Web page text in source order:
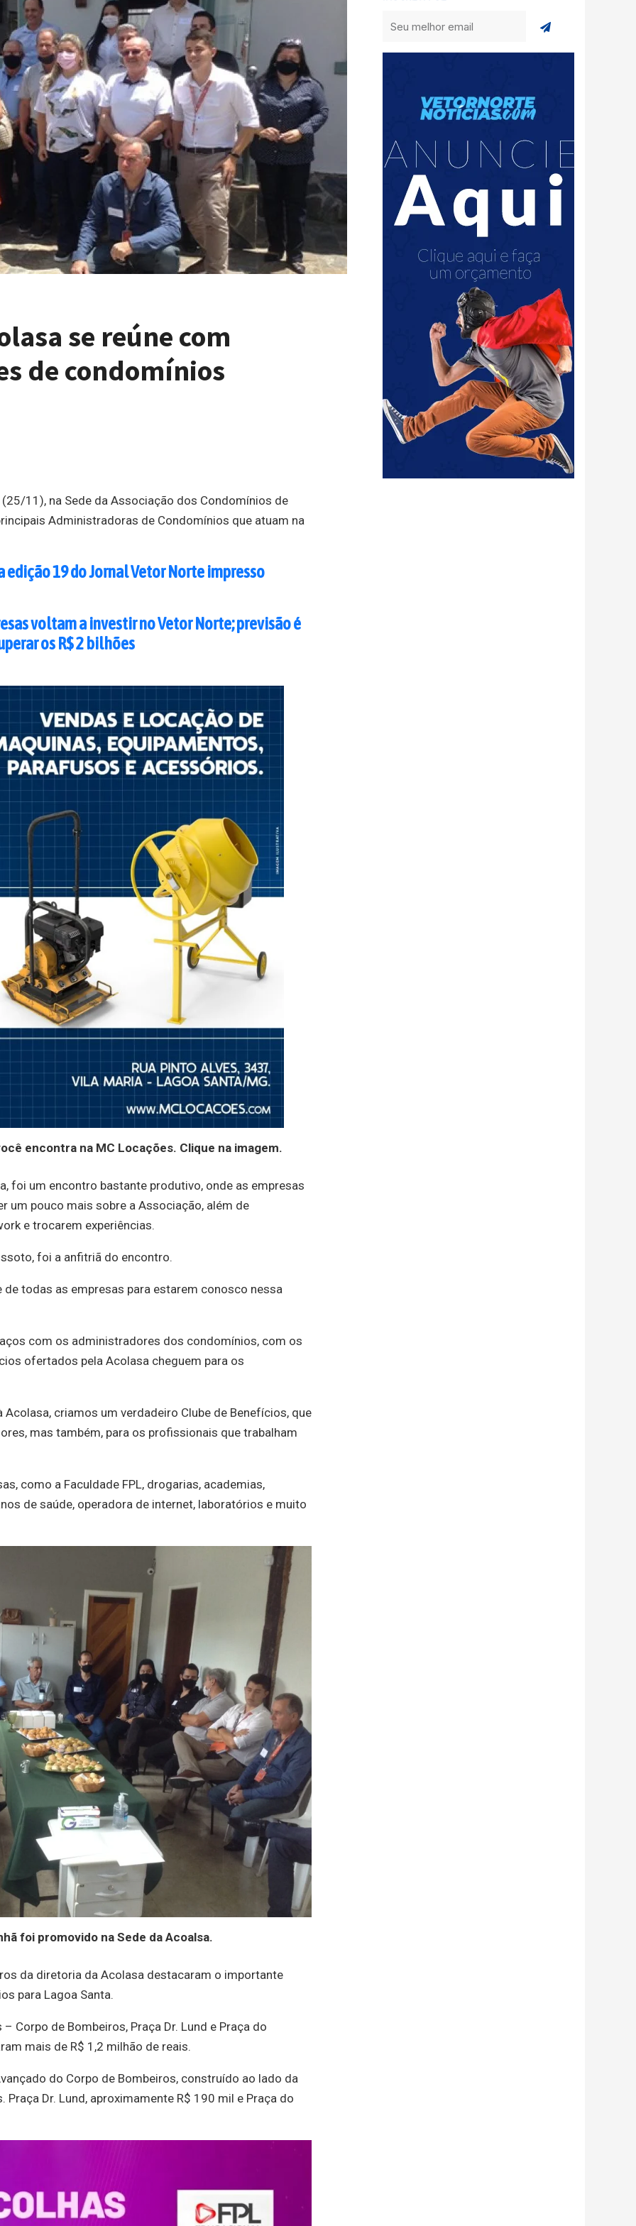
se reúne com
de condomínios
11), na Sede da Associação dos Condomínios de
Administradoras de Condomínios que atuam na
edição 19 do Jornal Vetor Norte impresso
voltam a investir no Vetor Norte; previsão é
os R$ 2 bilhões
encontra na MC Locações. Clique na imagem.
foi um encontro bastante produtivo, onde as empresas
um pouco mais sobre a Associação, além de
e trocarem experiências.
foi a anfitriã do encontro.
de todas as empresas para estarem conosco nessa
com os administradores dos condomínios, com os
ofertados pela Acolasa cheguem para os
criamos um verdadeiro Clube de Benefícios, que
mas também, para os profissionais que trabalham
como a Faculdade FPL, drogarias, academias,
de saúde, operadora de internet, laboratórios e muito
foi promovido na Sede da Acoalsa.
da diretoria da Acolasa destacaram o importante
para Lagoa Santa.
Corpo de Bombeiros, Praça Dr. Lund e Praça do
mais de R$ 1,2 milhão de reais.
do Corpo de Bombeiros, construído ao lado da
Dr. Lund, aproximamente R$ 190 mil e Praça do